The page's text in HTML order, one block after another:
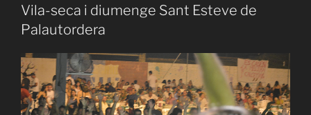
Vila-seca i diumenge Sant Esteve de
Palautordera